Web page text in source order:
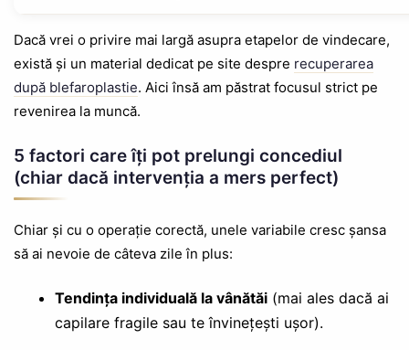
Dacă vrei o privire mai largă asupra etapelor de vindecare,
există și un material dedicat pe site despre recuperarea
după blefaroplastie. Aici însă am păstrat focusul strict pe
revenirea la muncă.
5 factori care îți pot prelungi concediul
(chiar dacă intervenția a mers perfect)
Chiar și cu o operație corectă, unele variabile cresc șansa
să ai nevoie de câteva zile în plus:
Tendința individuală la vânătăi(mai ales dacă ai
capilare fragile sau te învinețești ușor).